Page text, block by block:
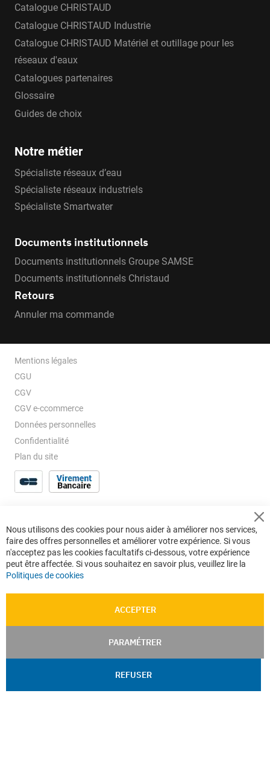
Catalogue CHRISTAUD
Catalogue CHRISTAUD Industrie
Catalogue CHRISTAUD Matériel et outillage pour les
réseaux d'eaux
Catalogues partenaires
Glossaire
Guides de choix
Notre métier
Spécialiste réseaux d’eau
Spécialiste réseaux industriels
Spécialiste Smartwater
Documents institutionnels
Documents institutionnels Groupe SAMSE
Documents institutionnels Christaud
Retours
Annuler ma commande
Mentions légales
CGU
CGV
CGV e-ccommerce
Données personnelles
Confidentialité
Plan du site
Nous utilisons des cookies pour nous aider à améliorer nos services,
faire des offres personnelles et améliorer votre expérience. Si vous
n'acceptez pas les cookies facultatifs ci-dessous, votre expérience
peut être affectée. Si vous souhaitez en savoir plus, veuillez lire la
Politiques de cookies
ACCEPTER
PARAMÉTRER
REFUSER